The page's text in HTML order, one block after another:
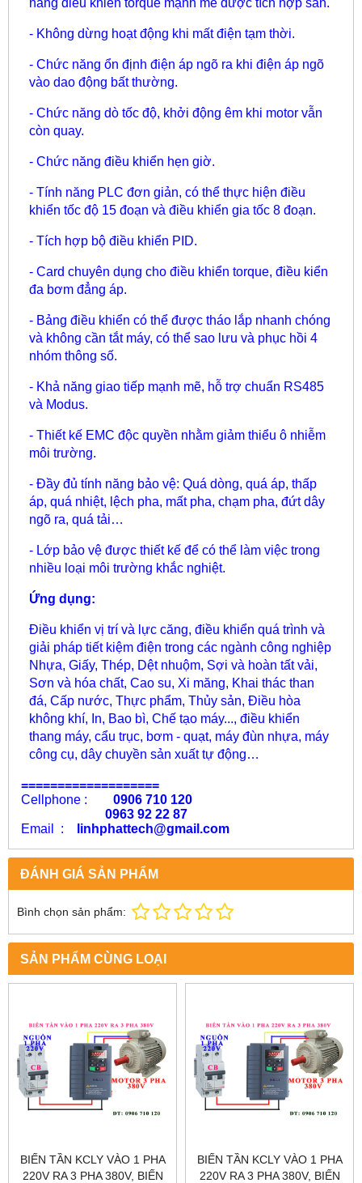
năng điều khiển torque mạnh mẽ được tích hợp sẵn.
- Không dừng hoạt động khi mất điện tạm thời.
- Chức năng ổn định điện áp ngõ ra khi điện áp ngõ
vào dao động bất thường.
- Chức năng dò tốc độ, khởi động êm khi motor vẫn
còn quay.
- Chức năng điều khiển hẹn giờ.
- Tính năng PLC đơn giản, có thể thực hiện điều
khiển tốc độ 15 đoạn và điều khiển gia tốc 8 đoạn.
- Tích hợp bộ điều khiển PID.
- Card chuyên dụng cho điều khiển torque, điều kiển
đa bơm đẳng áp.
- Bảng điều khiển có thể được tháo lắp nhanh chóng
và không cần tắt máy, có thể sao lưu và phục hồi 4
nhóm thông số.
- Khả năng giao tiếp mạnh mẽ, hỗ trợ chuẩn RS485
và Modus.
- Thiết kế EMC độc quyền nhằm giảm thiểu ô nhiễm
môi trường.
- Đầy đủ tính năng bảo vệ: Quá dòng, quá áp, thấp
áp, quá nhiệt, lệch pha, mất pha, chạm pha, đứt dây
ngõ ra, quá tải…
- Lớp bảo vệ được thiết kế để có thể làm việc trong
nhiều loại môi trường khắc nghiệt.
Ứng dụng:
Điều khiển vị trí và lực căng, điều khiển quá trình và
giải pháp tiết kiệm điện trong các ngành công nghiệp
Nhựa, Giấy, Thép, Dệt nhuộm, Sợi và hoàn tất vải,
Sơn và hóa chất, Cao su, Xi măng, Khai thác than
đá, Cấp nước, Thực phẩm, Thủy sản, Điều hòa
không khí, In, Bao bì, Chế tạo máy..., điều khiển
thang máy, cẩu trục, bơm - quạt, máy đùn nhựa, máy
công cụ, dây chuyền sản xuất tự động…
===================
Cellphone : 0906 710 120
0963 92 22 87
Email :
linhphattech@gmail.com
ĐÁNH GIÁ SẢN PHẨM
Bình chọn sản phẩm:
SẢN PHẨM CÙNG LOẠI
BIẾN TẦN KCLY VÀO 1 PHA
220V RA 3 PHA 380V, BIẾN
BIẾN TẦN KCLY VÀO 1 PHA
220V RA 3 PHA 380V, BIẾN